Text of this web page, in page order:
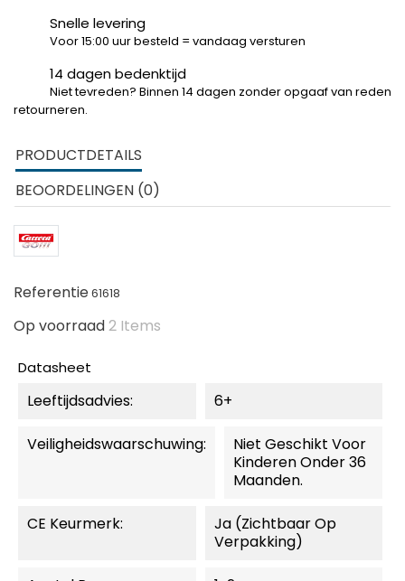
Snelle levering
Voor 15:00 uur besteld = vandaag versturen
14 dagen bedenktijd
Niet tevreden? Binnen 14 dagen zonder opgaaf van reden
retourneren.
PRODUCTDETAILS
BEOORDELINGEN (0)
Referentie61618
Op voorraad2 Items
Datasheet
Leeftijdsadvies: 6+
Veiligheidswaarschuwing:
Niet Geschikt Voor
Kinderen Onder 36
Maanden.
CE Keurmerk:
Ja (zichtbaar Op
Verpakking)